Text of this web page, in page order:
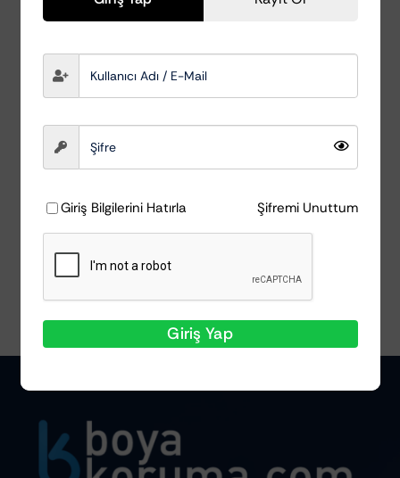
Green Star 1lt –
Konsantre Genel
Temizleyici
Koch Chemie 773,90
Ayrıntılar
Giriş Bilgilerini Hatırla Şifremi Unuttum
Giriş Yap